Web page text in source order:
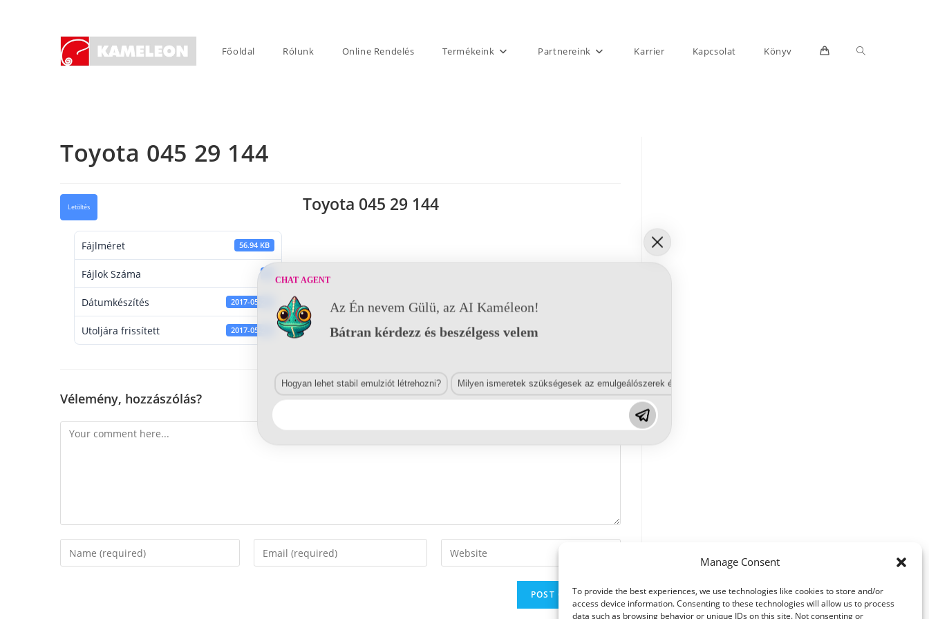
Manage Consent
To provide the best experiences, we use technologies like cookies to store and/or
access device information. Consenting to these technologies will allow us to process
data such as browsing behavior or unique IDs on this site. Not consenting or
Főoldal Rólunk Online Rendelés Termékeink Partnereink Karrier Kapcsolat Könyv Toggle
Toyota 045 29 144
Letöltés
Fájlméret 56.94 KB
Fájlok Száma
Dátumkészítés 2017-05-29
Utoljára frissített 2017-05-29
Toyota 045 29 144
Vélemény, hozzászólás?
Comment
Enter
your
Enter
your
Enter
your
CHAT AGENT
Az Én nevem Gülü, az AI Kaméleon!
Bátran kérdezz és beszélgess velem
Hogyan lehet stabil emulziót létrehozni? Milyen ismeretek szükségesek az emulgeálószerek és diszpergálószerek terén?